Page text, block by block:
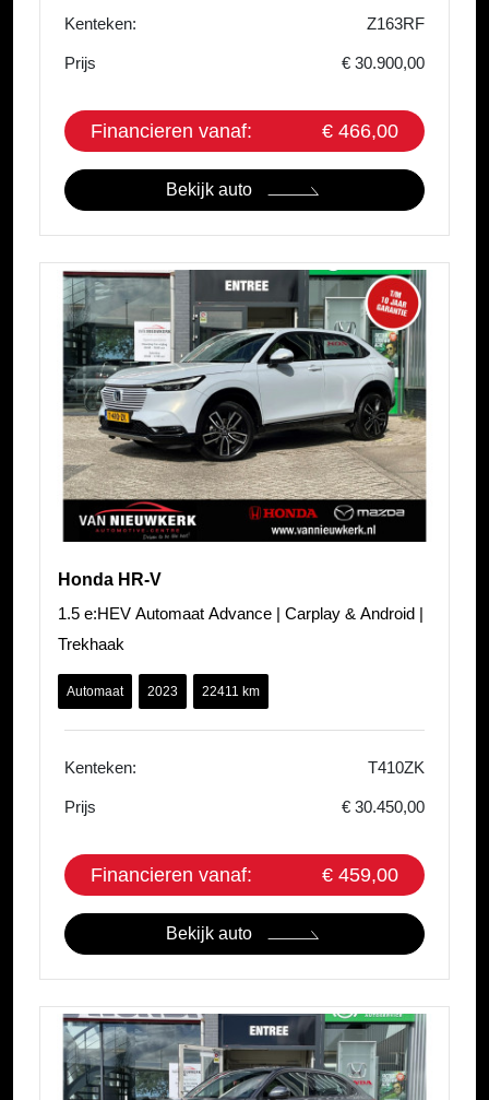
Kenteken: Z163RF
Prijs € 30.900,00
Financieren vanaf: € 466,00
Bekijk auto
Honda HR-V
1.5 e:HEV Automaat Advance | Carplay & Android |
Trekhaak
Automaat 2023 22411 km
Kenteken: T410ZK
Prijs € 30.450,00
Financieren vanaf: € 459,00
Bekijk auto